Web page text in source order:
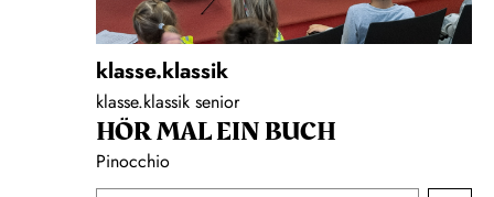
klasse.klassik
klasse.klassik senior
HÖR MAL EIN BUCH
Pinocchio